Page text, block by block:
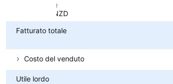
Metriche
Valuta: NZD
Fatturato totale
Costo del venduto
Utile lordo